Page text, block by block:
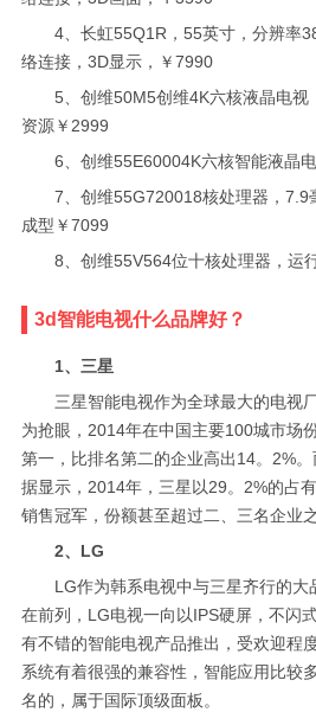
4、长虹55Q1R，55英寸，分辨率
络连接，3D显示，￥7990
5、创维50M5创维4K六核液晶电视
资源￥2999
6、创维55E60004K六核智能液晶
7、创维55G720018核处理器，7.9
成型￥7099
8、创维55V564位十核处理器，运
3d智能电视什么品牌好？
1、三星
三星智能电视作为全球最大的电视
为抢眼，2014年在中国主要100城市场
第一，比排名第二的企业高出14。2%
据显示，2014年，三星以29。2%的占
销售冠军，份额甚至超过二、三名企业之
2、LG
LG作为韩系电视中与三星齐行的
在前列，LG电视一向以IPS硬屏，不闪
有不错的智能电视产品推出，受欢迎程
系统有着很强的兼容性，智能应用比较
名的，属于国际顶级面板。